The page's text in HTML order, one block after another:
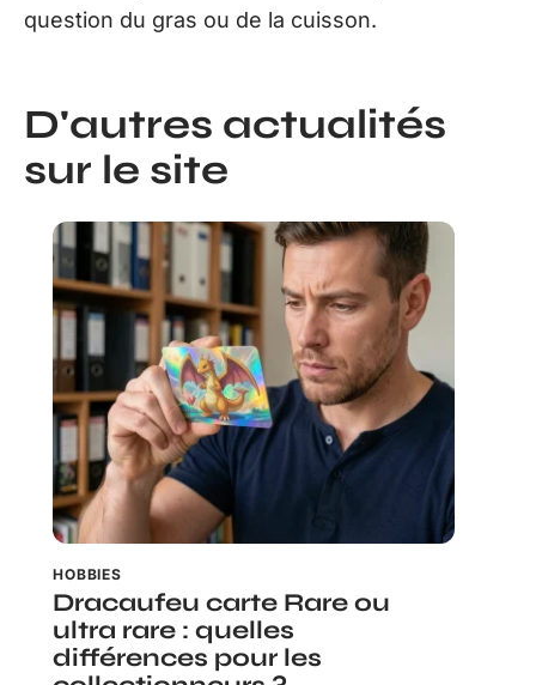
question du gras ou de la cuisson.
D'autres actualités
sur le site
HOBBIES
Dracaufeu carte Rare ou
ultra rare : quelles
différences pour les